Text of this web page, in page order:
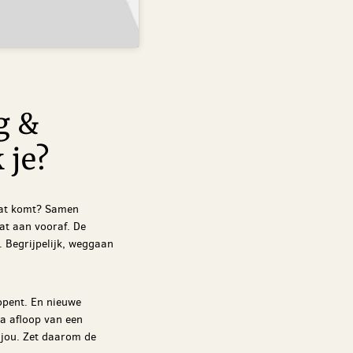
&
komt? Samen
aan vooraf. De
Begrijpelijk, weggaan
En nieuwe
afloop van een
Zet daarom de